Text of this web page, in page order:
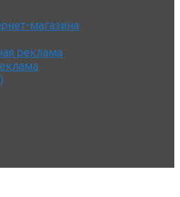
магазина
реклама